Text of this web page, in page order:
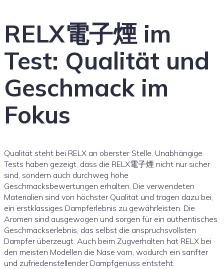
RELX電子煙 im
Test: Qualität und
Geschmack im
Fokus
Qualität steht bei RELX an oberster Stelle. Unabhängige
Tests haben gezeigt, dass die RELX電子煙 nicht nur sicher
sind, sondern auch durchweg hohe
Geschmacksbewertungen erhalten. Die verwendeten
Materialien sind von höchster Qualität und tragen dazu bei,
ein erstklassiges Dampferlebnis zu gewährleisten. Die
Aromen sind ausgewogen und sorgen für ein authentisches
Geschmackserlebnis, das selbst die anspruchsvollsten
Dampfer überzeugt. Auch beim Zugverhalten hat RELX bei
den meisten Modellen die Nase vorn, wodurch ein sanfter
und zufriedenstellender Dampfgenuss entsteht.